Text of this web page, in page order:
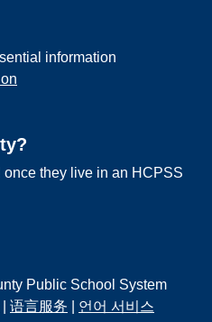
information
they live in an HCPSS
Public School System
语言服务 언어 서비스